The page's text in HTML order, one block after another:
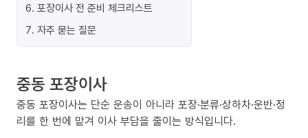
6. 포장이사 전 준비 체크리스트
7. 자주 묻는 질문
중동 포장이사
중동 포장이사는 단순 운송이 아니라 포장·분류·상하차·운반·정
리를 한 번에 맡겨 이사 부담을 줄이는 방식입니다.